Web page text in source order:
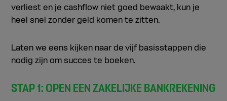
verliest en je cashflow niet goed bewaakt, kun je
heel snel zonder geld komen te zitten.
Laten we eens kijken naar de vijf basisstappen die
nodig zijn om succes te boeken.
STAP 1: OPEN EEN ZAKELIJKE BANKREKENING